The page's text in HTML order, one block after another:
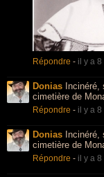
Répondre - il y a 8
Donias
cimetière de
Répondre - il y a 8
Donias
cimetière de
Répondre - il y a 8